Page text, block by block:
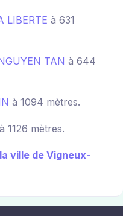
LIBERTE à 631
TAN à 644
à 1094 mètres.
à 1126 mètres.
ville de Vigneux-